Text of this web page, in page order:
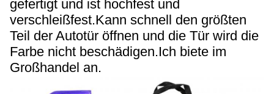
gefertigt und ist hochfest und
verschleißfest.Kann schnell den größten
Teil der Autotür öffnen und die Tür wird die
Farbe nicht beschädigen.Ich biete im
Großhandel an.